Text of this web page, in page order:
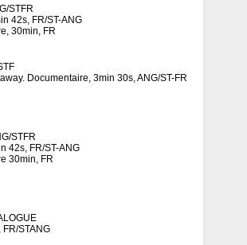
STFR
42s, FR/ST-ANG
30min, FR
Documentaire, 3min 30s, ANG/ST-FR
STFR
42s, FR/ST-ANG
30min, FR
STANG